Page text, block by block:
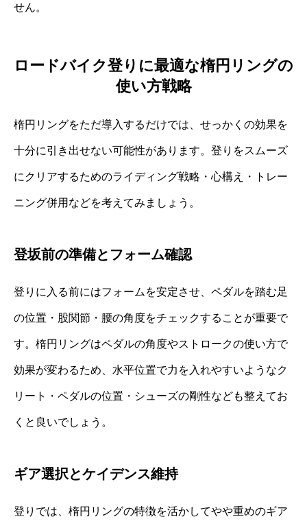
せん。
ロードバイク登りに最適な楕円リングの
使い方戦略
楕円リングをただ導入するだけでは、せっかくの効果を
十分に引き出せない可能性があります。登りをスムーズ
にクリアするためのライディング戦略・心構え・トレー
ニング併用などを考えてみましょう。
登坂前の準備とフォーム確認
登りに入る前にはフォームを安定させ、ペダルを踏む足
の位置・股関節・腰の角度をチェックすることが重要で
す。楕円リングはペダルの角度やストロークの使い方で
効果が変わるため、水平位置で力を入れやすいようなク
リート・ペダルの位置・シューズの剛性なども整えてお
くと良いでしょう。
ギア選択とケイデンス維持
登りでは、楕円リングの特徴を活かしてやや重めのギア